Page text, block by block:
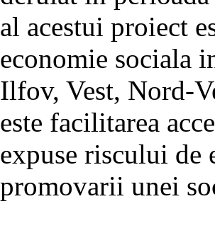
al acestui proiect
economie sociala
Ilfov, Vest, Nord-
este facilitarea
expuse riscului de
promovarii unei